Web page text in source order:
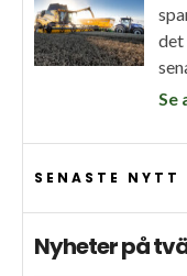
det
Se
SENASTE NYTT
Nyheter på